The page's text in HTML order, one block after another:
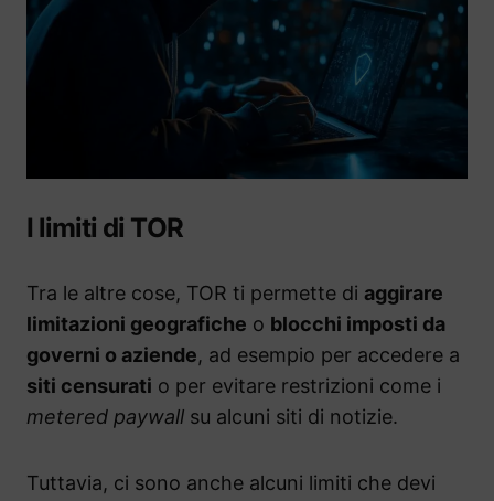
I limiti di TOR
Tra le altre cose, TOR ti permette di aggirare
limitazioni geografiche o blocchi imposti da
governi o aziende, ad esempio per accedere a
siti censurati o per evitare restrizioni come i
metered paywall su alcuni siti di notizie.
Tuttavia, ci sono anche alcuni limiti che devi